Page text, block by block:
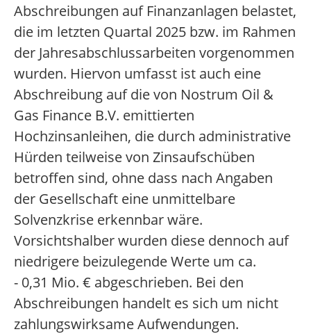
Abschreibungen auf Finanzanlagen belastet,
die im letzten Quartal 2025 bzw. im Rahmen
der Jahresabschlussarbeiten vorgenommen
wurden. Hiervon umfasst ist auch eine
Abschreibung auf die von Nostrum Oil &
Gas Finance B.V. emittierten
Hochzinsanleihen, die durch administrative
Hürden teilweise von Zinsaufschüben
betroffen sind, ohne dass nach Angaben
der Gesellschaft eine unmittelbare
Solvenzkrise erkennbar wäre.
Vorsichtshalber wurden diese dennoch auf
niedrigere beizulegende Werte um ca.
- 0,31 Mio. € abgeschrieben. Bei den
Abschreibungen handelt es sich um nicht
zahlungswirksame Aufwendungen.